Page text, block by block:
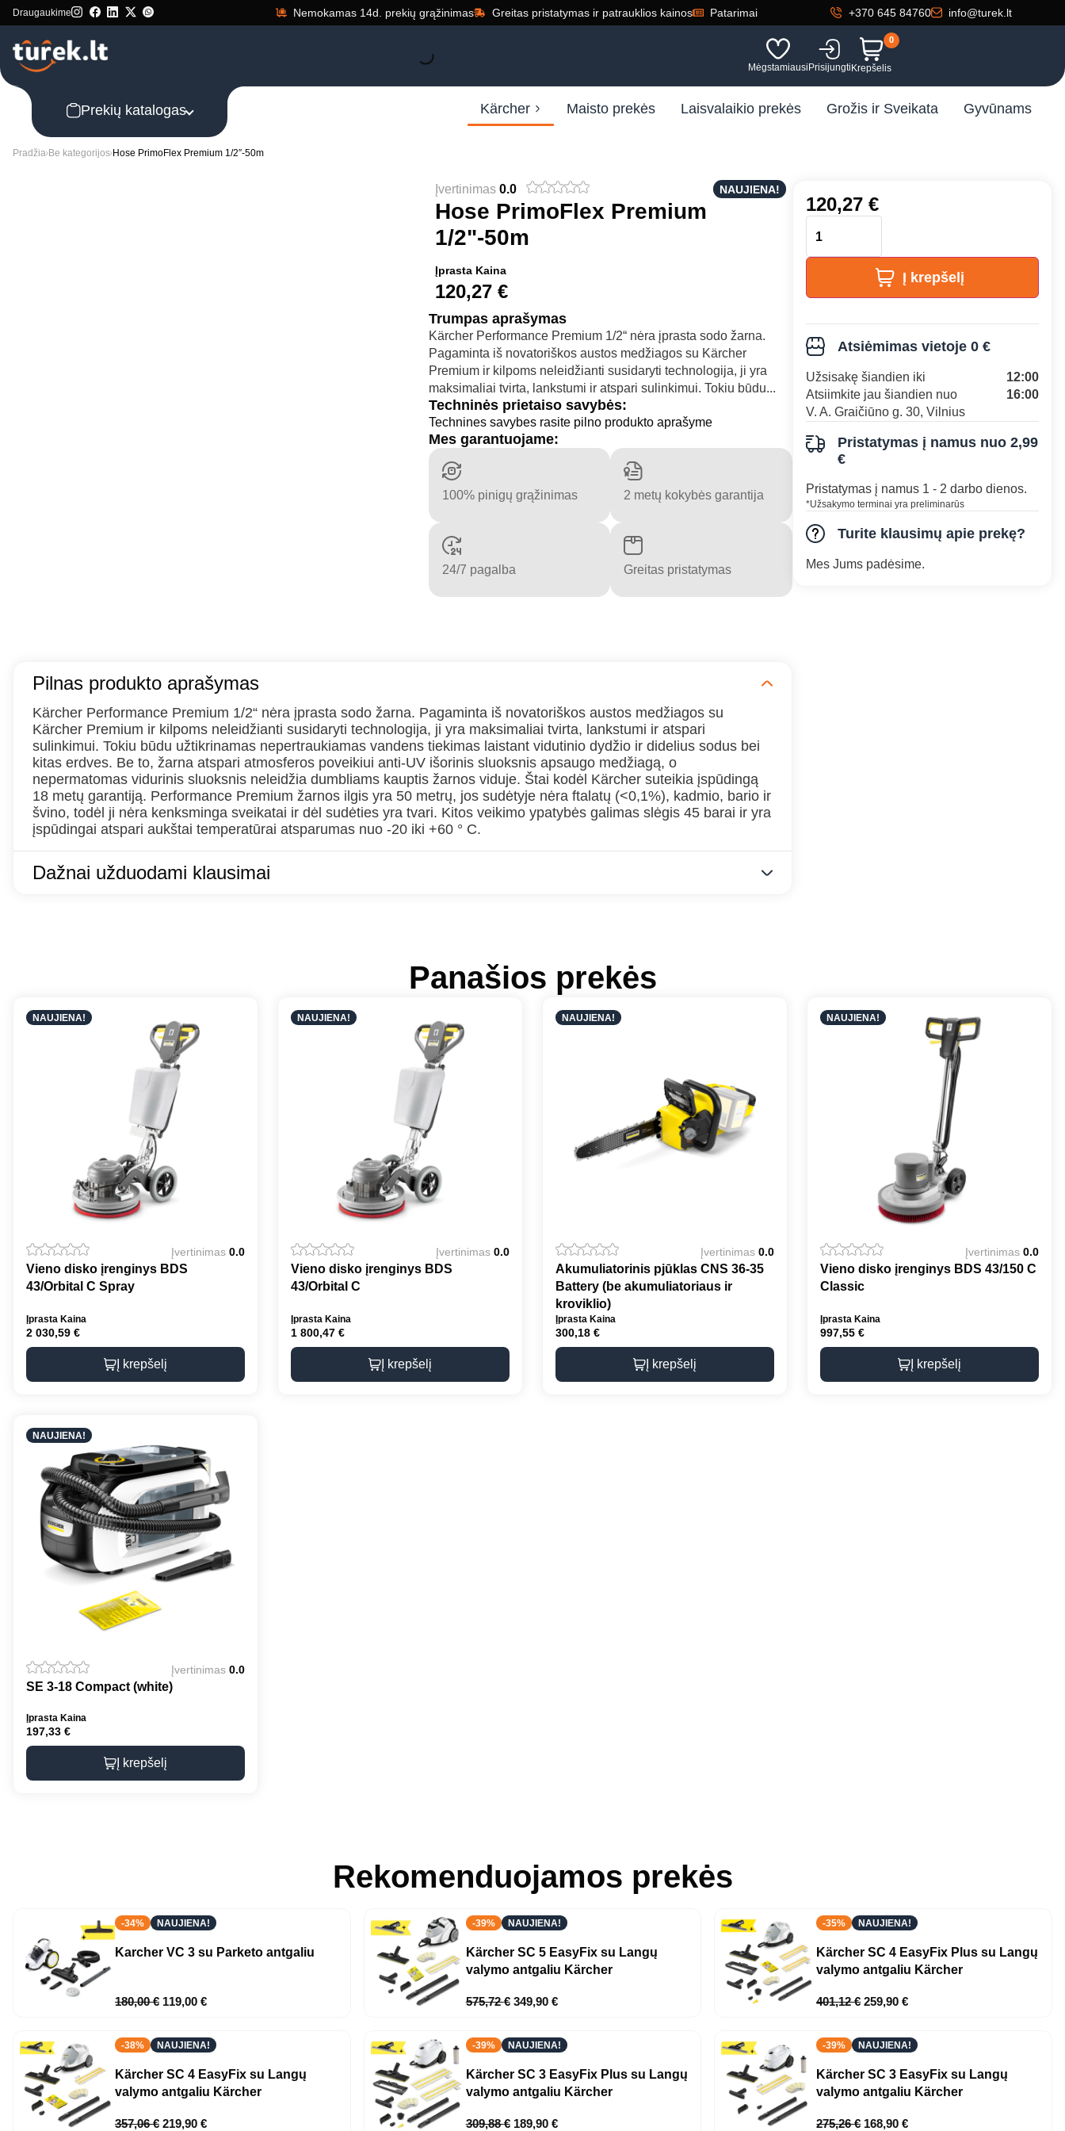
Draugaukime Nemokamas 14d. prekių grąžinimas Greitas pristatymas ir patrauklios kainos Patarimai +370 645 84760 info@turek.lt
MėgstamiausiPrisijungti
0
Krepšelis
Prekių katalogas Kärcher Maisto prekės Laisvalaikio prekės Grožis ir Sveikata Gyvūnams
Pradžia Be kategorijos Hose PrimoFlex Premium 1/2″-50m
Įvertinimas 0.0 NAUJIENA!
Hose PrimoFlex Premium
1/2"-50m
Įprasta Kaina
120,27 €
Trumpas aprašymas
Kärcher Performance Premium 1/2“ nėra įprasta sodo žarna.
Pagaminta iš novatoriškos austos medžiagos su Kärcher
Premium ir kilpoms neleidžianti susidaryti technologija, ji yra
maksimaliai tvirta, lankstumi ir atspari sulinkimui. Tokiu būdu...
Techninės prietaiso savybės:
Technines savybes rasite pilno produkto aprašyme
Mes garantuojame:
100% pinigų grąžinimas 2 metų kokybės garantija
24/7 pagalba Greitas pristatymas
120,27 €
Į krepšelį
Atsiėmimas vietoje 0 €
Užsisakę šiandien iki
12:00
Atsiimkite jau šiandien nuo
16:00
V. A. Graičiūno g. 30, Vilnius
Pristatymas į namus nuo 2,99
€
Pristatymas į namus 1 - 2 darbo dienos.
*Užsakymo terminai yra preliminarūs
Turite klausimų apie prekę?
Mes Jums padėsime.
Pilnas produkto aprašymas
Kärcher Performance Premium 1/2“ nėra įprasta sodo žarna. Pagaminta iš novatoriškos austos medžiagos su
Kärcher Premium ir kilpoms neleidžianti susidaryti technologija, ji yra maksimaliai tvirta, lankstumi ir atspari
sulinkimui. Tokiu būdu užtikrinamas nepertraukiamas vandens tiekimas laistant vidutinio dydžio ir didelius sodus bei
kitas erdves. Be to, žarna atspari atmosferos poveikiui anti-UV išorinis sluoksnis apsaugo medžiagą, o
nepermatomas vidurinis sluoksnis neleidžia dumbliams kauptis žarnos viduje. Štai kodėl Kärcher suteikia įspūdingą
18 metų garantiją. Performance Premium žarnos ilgis yra 50 metrų, jos sudėtyje nėra ftalatų (<0,1%), kadmio, bario ir
švino, todėl ji nėra kenksminga sveikatai ir dėl sudėties yra tvari. Kitos veikimo ypatybės galimas slėgis 45 barai ir yra
įspūdingai atspari aukštai temperatūrai atsparumas nuo -20 iki +60 ° C.
Dažnai užduodami klausimai
Panašios prekės
NAUJIENA!
Įvertinimas 0.0
Vieno disko įrenginys BDS
43/Orbital C Spray
Įprasta Kaina
2 030,59 €
Į krepšelį
NAUJIENA!
Įvertinimas 0.0
Vieno disko įrenginys BDS
43/Orbital C
Įprasta Kaina
1 800,47 €
Į krepšelį
NAUJIENA!
Įvertinimas 0.0
Akumuliatorinis pjūklas CNS 36-35
Battery (be akumuliatoriaus ir
kroviklio)
Įprasta Kaina
300,18 €
Į krepšelį
NAUJIENA!
Įvertinimas 0.0
Vieno disko įrenginys BDS 43/150 C
Classic
Įprasta Kaina
997,55 €
Į krepšelį
NAUJIENA!
Įvertinimas 0.0
SE 3-18 Compact (white)
Įprasta Kaina
197,33 €
Į krepšelį
Rekomenduojamos prekės
-34% NAUJIENA!
Karcher VC 3 su Parketo antgaliu
180,00€ 119,00 €
-39% NAUJIENA!
Kärcher SC 5 EasyFix su Langų
valymo antgaliu Kärcher
575,72€ 349,90 €
-35% NAUJIENA!
Kärcher SC 4 EasyFix Plus su Langų
valymo antgaliu Kärcher
401,12€ 259,90€
-38% NAUJIENA!
Kärcher SC 4 EasyFix su Langų
valymo antgaliu Kärcher
357,06€ 219,90 €
-39% NAUJIENA!
Kärcher SC 3 EasyFix Plus su Langų
valymo antgaliu Kärcher
309,88€ 189,90 €
-39% NAUJIENA!
Kärcher SC 3 EasyFix su Langų
valymo antgaliu Kärcher
275,26€ 168,90€